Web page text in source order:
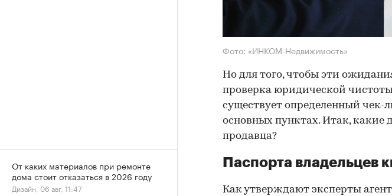
Фото: «ИНКОМ-Недвижимость»
Но для того, чтобы эти
проверка юридической
существует определенный чек-
основных пунктах. Итак, какие
продавца?
Паспорта владельцев
Как утверждают эксперты
От каких материалов при ремонте
дома стоит отказаться в 2026 году
Дизайн, 06 авг, 11:47